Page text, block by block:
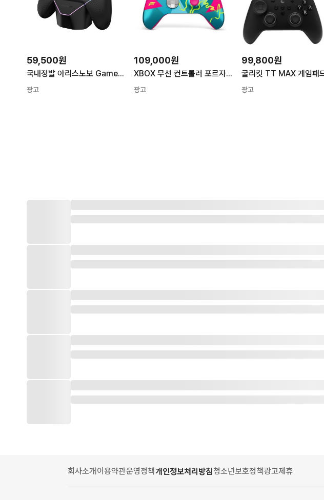
59,500원
국내정발 아리스노보 GameSir T4N Pro 슈퍼노바 무선 게임써 블루투스 게임패드
광고
109,000원
XBOX 무선 컨트롤러 포르자 호라이즌6 한정판 게임패드 조이스틱
광고
99,800원
광고
회사소개이용약관운영정책개인정보처리방침청소년보호정책광고제휴